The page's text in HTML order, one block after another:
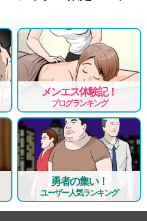
メンエス体験記！
ブログランキング
勇者の集い！
ユーザー人気ランキング